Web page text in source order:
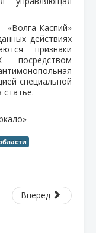
Каспий»
действиях
признаки
посредством
специальной
Вперед